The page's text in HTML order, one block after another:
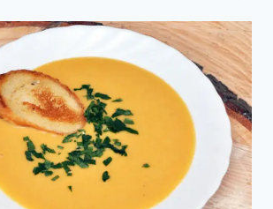
SEREM